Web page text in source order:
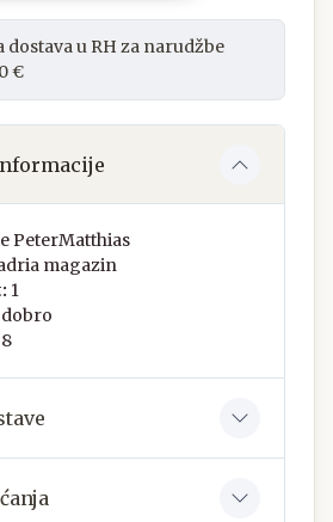
dostava u RH za narudžbe
€
PeterMatthias
magazin
1